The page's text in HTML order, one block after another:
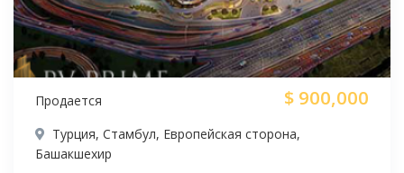
Продается $ 900,000
Турция, Стамбул, Европейская сторона,
Башакшехир